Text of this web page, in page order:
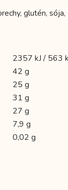
glutén, sója,
2357 kJ / 563
42 g
25 g
31 g
27 g
7,9 g
0,02 g